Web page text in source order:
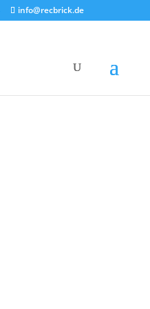
info@recbrick.de